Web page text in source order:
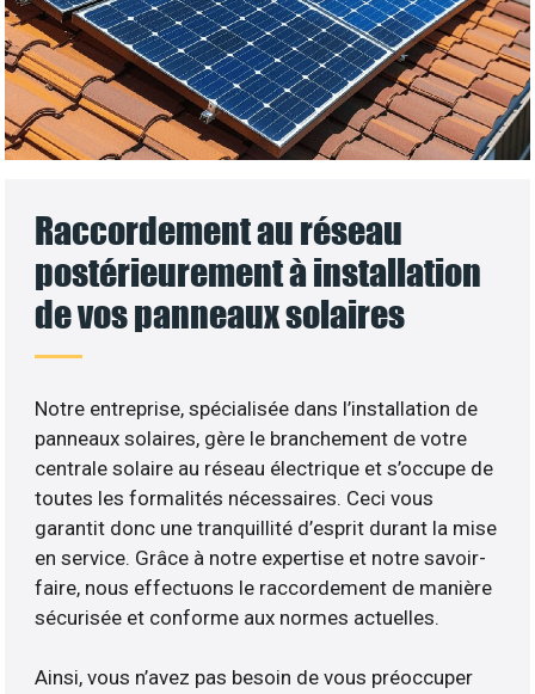
Raccordement au réseau
postérieurement à installation
de vos panneaux solaires
Notre entreprise, spécialisée dans l’installation de
panneaux solaires, gère le branchement de votre
centrale solaire au réseau électrique et s’occupe de
toutes les formalités nécessaires. Ceci vous
garantit donc une tranquillité d’esprit durant la mise
en service. Grâce à notre expertise et notre savoir-
faire, nous effectuons le raccordement de manière
sécurisée et conforme aux normes actuelles.
Ainsi, vous n’avez pas besoin de vous préoccuper